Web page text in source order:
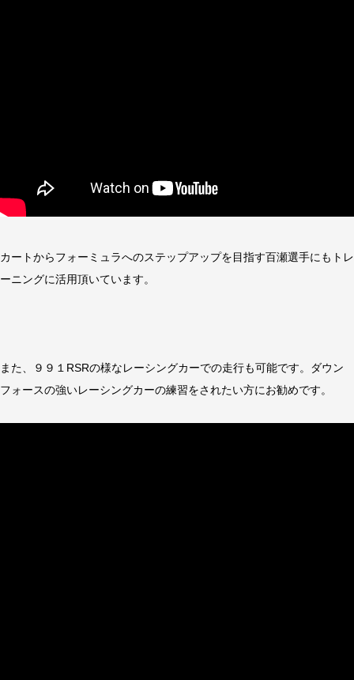
カートからフォーミュラへのステップアップを目指す百瀬選手にもトレ
ーニングに活用頂いています。
また、９９１RSRの様なレーシングカーでの走行も可能です。ダウン
フォースの強いレーシングカーの練習をされたい方にお勧めです。